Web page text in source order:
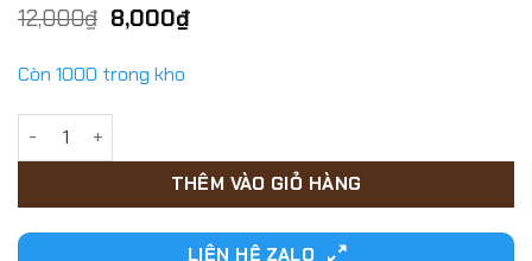
12,000₫ Giá
gốc
12,000₫.
8,000₫Giá
Còn 1000 trong kho
Nhỏ gáy trị ve rận cho Chó Mèo loại A dạng ống dung tích
THÊM VÀO GIỎ HÀNG
LIÊN HỆ ZALO